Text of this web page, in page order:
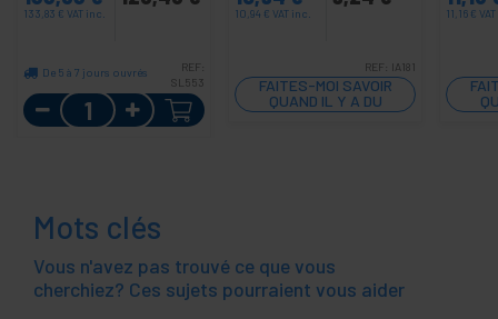
133,83 € VAT inc.
De 5 à 7 jours ouvrés
REF:
SL553
Quantité
10,94 € VAT inc.
REF: IA181
FAITES-MOI SAVOIR
QUAND IL Y A DU
STOCK
11,16 €
Mots clés
Vous n'avez pas trouvé ce que vous
cherchiez? Ces sujets pourraient vous aider